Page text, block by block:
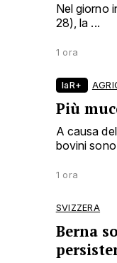
Nel giorno
28), la ...
1 ora
laR+
Più
A causa
bovini sono
1 ora
SVIZZERA
Berna